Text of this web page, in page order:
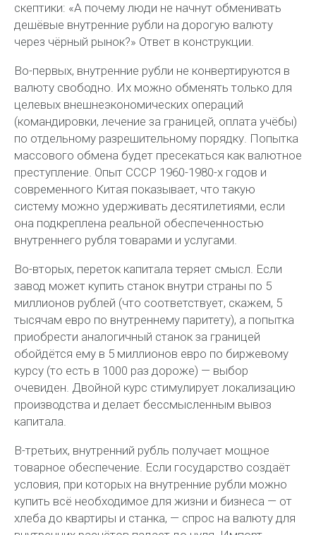
скептики: «А почему люди не начнут обменивать
дешёвые внутренние рубли на дорогую валюту
через чёрный рынок?» Ответ в конструкции.
Во-первых, внутренние рубли не конвертируются в
валюту свободно. Их можно обменять только для
целевых внешнеэкономических операций
(командировки, лечение за границей, оплата учёбы)
по отдельному разрешительному порядку. Попытка
массового обмена будет пресекаться как валютное
преступление. Опыт СССР 1960-1980-х годов и
современного Китая показывает, что такую
систему можно удерживать десятилетиями, если
она подкреплена реальной обеспеченностью
внутреннего рубля товарами и услугами.
Во-вторых, переток капитала теряет смысл. Если
завод может купить станок внутри страны по 5
миллионов рублей (что соответствует, скажем, 5
тысячам евро по внутреннему паритету), а попытка
приобрести аналогичный станок за границей
обойдётся ему в 5 миллионов евро по биржевому
курсу (то есть в 1000 раз дороже) — выбор
очевиден. Двойной курс стимулирует локализацию
производства и делает бессмысленным вывоз
капитала.
В-третьих, внутренний рубль получает мощное
товарное обеспечение. Если государство создаёт
условия, при которых на внутренние рубли можно
купить всё необходимое для жизни и бизнеса — от
хлеба до квартиры и станка, — спрос на валюту для